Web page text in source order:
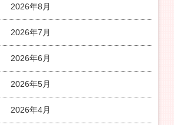
2026年8月
2026年7月
2026年6月
2026年5月
2026年4月